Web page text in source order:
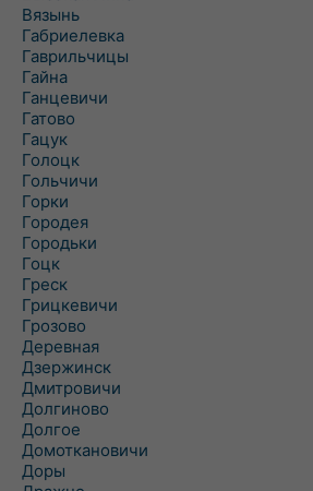
Вязынь
Габриелевка
Гаврильчицы
Гайна
Ганцевичи
Гатово
Гацук
Голоцк
Гольчичи
Горки
Городея
Городьки
Гоцк
Греск
Грицкевичи
Грозово
Деревная
Дзержинск
Дмитровичи
Долгиново
Долгое
Домоткановичи
Доры